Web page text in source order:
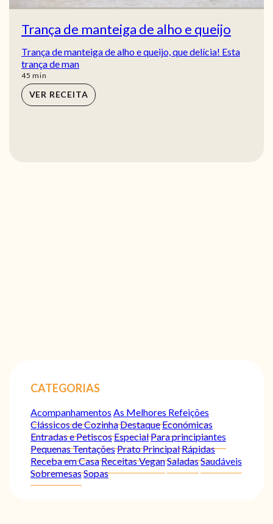
Trança de manteiga de alho e queijo
Trança de manteiga de alho e queijo, que delícia! Esta
trança de man
45 min
min
VER RECEITA
CATEGORIAS
Acompanhamentos As Melhores Refeições
Clássicos de CozinhaDestaqueEconómicas
Entradas e PetiscosEspecialPara principiantes
Pequenas TentaçõesPrato PrincipalRápidas
Receba em CasaReceitas VeganSaladasSaudáveis
SobremesasSopas